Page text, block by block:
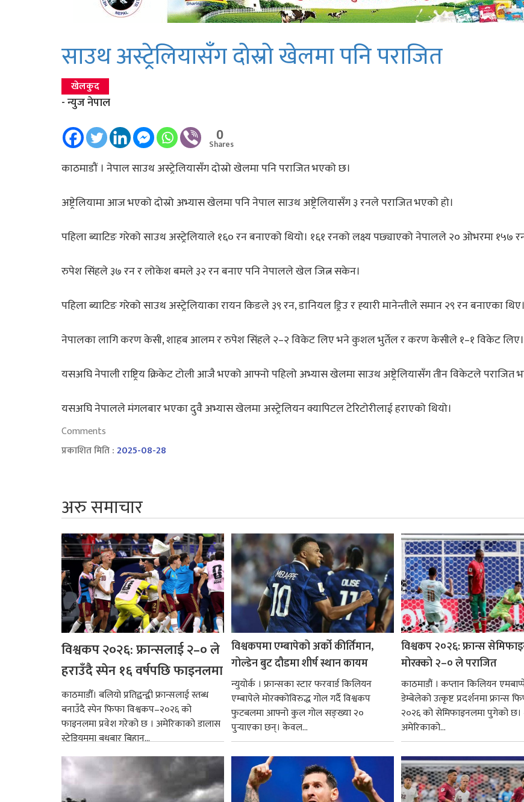
साउथ अस्ट्रेलियासँग दोस्रो खेलमा पनि पराजित
खेलकुद
- न्युज नेपाल
0
Shares
काठमाडौं । नेपाल साउथ अस्ट्रेलियासँग दोस्रो खेलमा पनि पराजित भएको छ।
अष्ट्रेलियामा आज भएको दोस्रो अभ्यास खेलमा पनि नेपाल साउथ अष्ट्रेलियासँग ३ रनले पराजित भएको हो।
पहिला ब्याटिङ गरेको साउथ अस्ट्रेलियाले १६० रन बनाएको थियो। १६१ रनको लक्ष्य पछ्याएको नेपालले २० ओभरमा १५७
रुपेश सिंहले ३७ रन र लोकेश बमले ३२ रन बनाए पनि नेपालले खेल जित्न सकेन।
पहिला ब्याटिङ गरेको साउथ अस्ट्रेलियाका रायन किङले ३९ रन, डानियल ड्रिउ र ह्‍यारी मानेन्तीले समान २९ रन बनाएका थिए।
नेपालका लागि करण केसी, शाहब आलम र रुपेश सिंहले २–२ विकेट लिए भने कुशल भुर्तेल र करण केसीले १–१ विकेट लिए।
यसअघि नेपाली राष्ट्रिय क्रिकेट टोली आजै भएको आफ्नो पहिलो अभ्यास खेलमा साउथ अष्ट्रेलियासँग तीन विकेटले पराजित
यसअघि नेपालले मंगलबार भएका दुवै अभ्यास खेलमा अस्ट्रेलियन क्यापिटल टेरिटोरीलाई हराएको थियो।
Comments
प्रकाशित मिति :2025-08-28
अरु समाचार
विश्वकप २०२६: फ्रान्सलाई २–० ले
हराउँदै स्पेन १६ वर्षपछि फाइनलमा
काठमाडौँ। बलियो प्रतिद्वन्द्वी फ्रान्सलाई स्तब्ध
बनाउँदै स्पेन फिफा विश्वकप–२०२६ को
फाइनलमा प्रवेश गरेको छ । अमेरिकाको डालास
स्टेडियममा बुधबार बिहान...
विश्वकपमा एम्बापेको अर्को कीर्तिमान,
गोल्डेन बुट दौडमा शीर्ष स्थान कायम
न्युयोर्क । फ्रान्सका स्टार फरवार्ड किलियन
एम्बापेले मोरक्कोविरुद्ध गोल गर्दै विश्वकप
फुटबलमा आफ्नो कुल गोल सङ्ख्या २०
पुर्‍याएका छन्। केवल...
विश्वकप २०२६: फ्रान्स
मोरक्को २–० ले पराजित
काठमाडौं । कप्तान किलियन
डेम्बेलेको उत्कृष्ट प्रदर्शनमा फ्रान्स
२०२६ को सेमिफाइनलमा पुगेको छ।
अमेरिकाको...